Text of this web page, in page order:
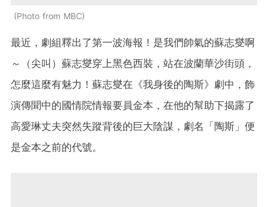
Photo from MBC
最近，劇組釋出了第一波海報！是我們帥氣的蘇志燮啊
～（尖叫）蘇志燮穿上黑色西裝，站在波蘭華沙街頭，
怎麼這麼有魅力！蘇志燮在《我身後的陶斯》劇中，飾
演傳聞中的國情院情報要員金本，在他的幫助下揭露了
高愛琳丈夫突然失蹤背後的巨大陰謀，劇名「陶斯」便
是金本之前的代號。